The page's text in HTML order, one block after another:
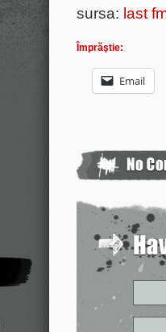
sursa: last
Împrăştie:
Email